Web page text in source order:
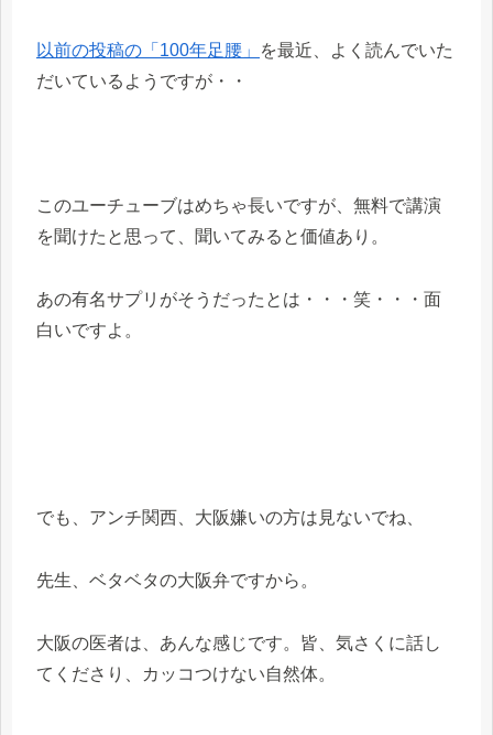
以前の投稿の「100年足腰」
を最近、よく読んでいた
だいているようですが・・
このユーチューブはめちゃ長いですが、無料で講演
を聞けたと思って、聞いてみると価値あり。
あの有名サプリがそうだったとは・・・笑・・・面
白いですよ。
でも、アンチ関西、大阪嫌いの方は見ないでね、
先生、ベタベタの大阪弁ですから。
大阪の医者は、あんな感じです。皆、気さくに話し
てくださり、カッコつけない自然体。